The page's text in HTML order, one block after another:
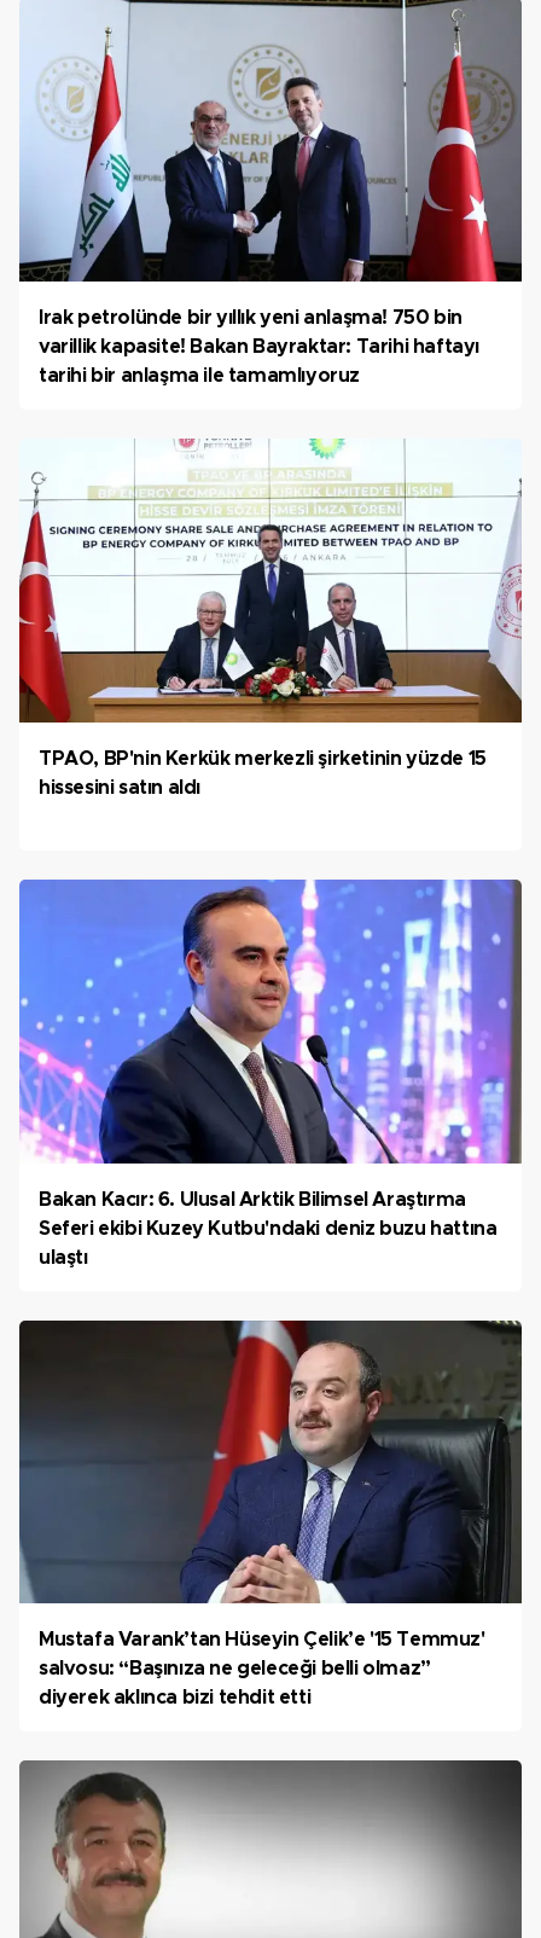
Irak petrolünde bir yıllık yeni anlaşma! 750 bin
varillik kapasite! Bakan Bayraktar: Tarihi haftayı
tarihi bir anlaşma ile tamamlıyoruz
TPAO, BP'nin Kerkük merkezli şirketinin yüzde 15
hissesini satın aldı
Bakan Kacır: 6. Ulusal Arktik Bilimsel Araştırma
Seferi ekibi Kuzey Kutbu'ndaki deniz buzu hattına
ulaştı
Mustafa Varank’tan Hüseyin Çelik’e '15 Temmuz'
salvosu: “Başınıza ne geleceği belli olmaz”
diyerek aklınca bizi tehdit etti